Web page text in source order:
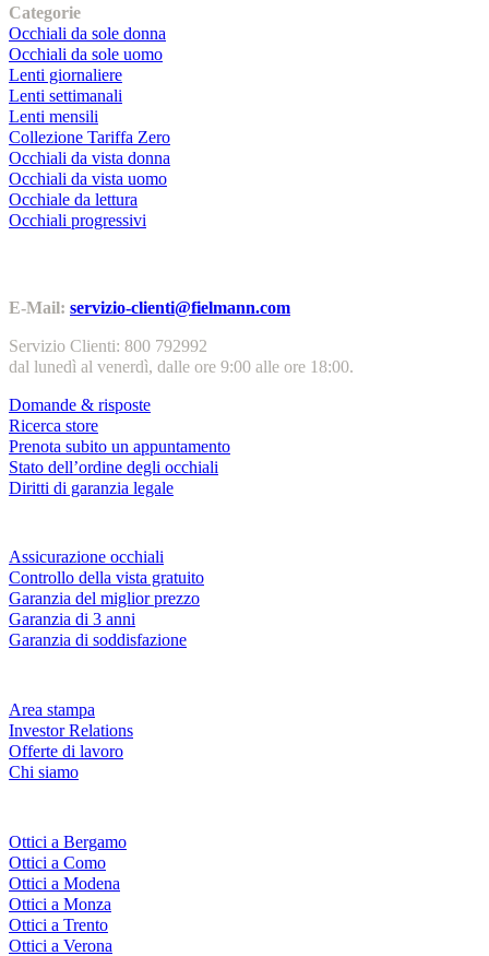
Categorie
Occhiali da sole donna
Occhiali da sole uomo
Lenti giornaliere
Lenti settimanali
Lenti mensili
Collezione Tariffa Zero
Occhiali da vista donna
Occhiali da vista uomo
Occhiale da lettura
Occhiali progressivi
E-Mail: servizio-clienti@fielmann.com
Servizio Clienti: 800 792992
dal lunedì al venerdì, dalle ore 9:00 alle ore 18:00.
Domande & risposte
Ricerca store
Prenota subito un appuntamento
Stato dell’ordine degli occhiali
Diritti di garanzia legale
Assicurazione occhiali
Controllo della vista gratuito
Garanzia del miglior prezzo
Garanzia di 3 anni
Garanzia di soddisfazione
Area stampa
Investor Relations
Offerte di lavoro
Chi siamo
Ottici a Bergamo
Ottici a Como
Ottici a Modena
Ottici a Monza
Ottici a Trento
Ottici a Verona